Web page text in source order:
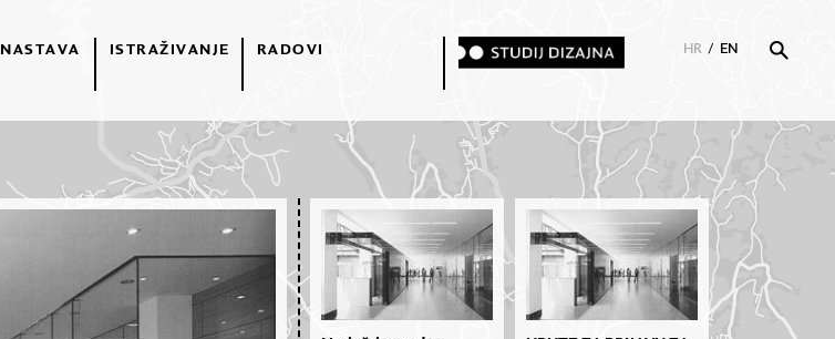
NASTAVA ISTRAŽIVANJE RADOVI HR / EN